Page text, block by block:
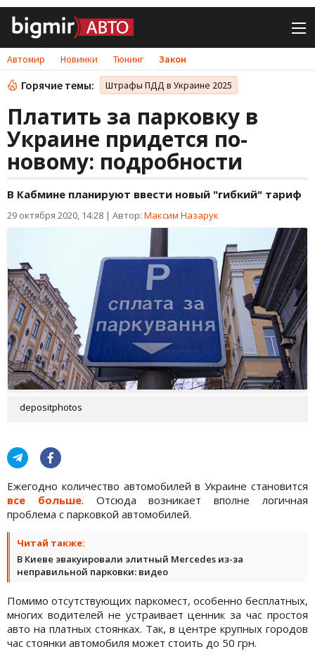
Автомир Новинки Тюнинг Закон
Горячие темы: Штрафы ПДД в Украине 2025
Платить за парковку в
Украине придется по-
новому: подробности
В Кабмине планируют ввести новый "гибкий" тариф
29 октября 2020, 14:28 | Автор: Максим Назарук
depositphotos
Ежегодно количество автомобилей в Украине становится
все больше. Отсюда возникает вполне логичная
проблема с парковкой автомобилей.
Читай также:
В Киеве эвакуировали элитный Mercedes из-за
неправильной парковки: видео
Помимо отсутствующих паркомест, особенно бесплатных,
многих водителей не устраивает ценник за час простоя
авто на платных стоянках. Так, в центре крупных городов
час стоянки автомобиля может стоить до 50 грн.